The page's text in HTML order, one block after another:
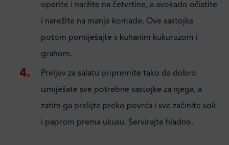
operite i naržite na četvrtine, a avokado očistite
i narežite na manje komade. Ove sastojke
potom pomiješajte s kuhanim kukuruzom i
grahom.
Preljev za salatu pripremite tako da dobro
izmiješate sve potrebne sastojke za njega, a
zatim ga prelijte preko povrća i sve začinite soli
i paprom prema ukusu. Servirajte hladno.